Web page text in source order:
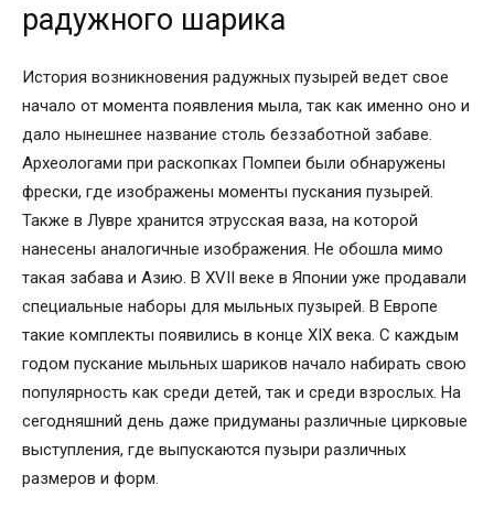
радужного шарика
История возникновения радужных пузырей ведет свое
начало от момента появления мыла, так как именно оно и
дало нынешнее название столь беззаботной забаве.
Археологами при раскопках Помпеи были обнаружены
фрески, где изображены моменты пускания пузырей.
Также в Лувре хранится этрусская ваза, на которой
нанесены аналогичные изображения. Не обошла мимо
такая забава и Азию. В XVII веке в Японии уже продавали
специальные наборы для мыльных пузырей. В Европе
такие комплекты появились в конце XIX века. С каждым
годом пускание мыльных шариков начало набирать свою
популярность как среди детей, так и среди взрослых. На
сегодняшний день даже придуманы различные цирковые
выступления, где выпускаются пузыри различных
размеров и форм.